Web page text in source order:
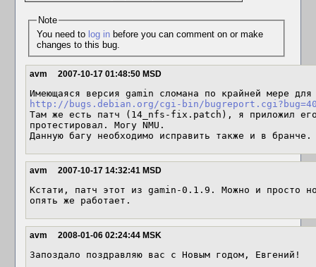
Note
You need to log inbefore you can comment on or make
changes to this bug.
avm 2007-10-17 01:48:50 MSD
http://bugs.debian.org/cgi-bin/
Там же есть патч (14_nfs-fix.patch), я приложил
протестировал. Могу NMU.
Данную багу необходимо исправить также и в бранче.
avm 2007-10-17 14:32:41 MSD
Кстати, патч этот из gamin-0.1.9. Можно и просто
опять же работает.
avm 2008-01-06 02:24:44 MSK
Запоздало поздравляю вас с Новым годом, Евгений!